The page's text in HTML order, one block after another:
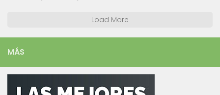
Load More
MÁS